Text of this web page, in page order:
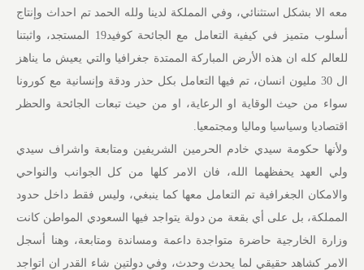
معه الا بشكل استثنائي، وفي المملكة لدينا ولله الحمد تم احداث وإنتاج
أسلوب متميز في كيفية التعامل مع الجائحة كوفيد19 المستجد، واثبتنا
للعالم كله ان هذه الأرض المباركة الممتدة جغرافيا والتي يعيش ما يناهز
ال 30 مليون انسان، تم فيها التعامل بكل حذر ودقة وإنسانية مع كورونا
سواء من حيث الوقاية او الرعاية، او من حيث تبعات الجائحة والحظر
اقتصاديا وسياسيا وماليا ومجتمعيا.
ولأنها حكومة سيدي خادم الحرمين الشريفين ومتابعة واشراف سيدي
ولي العهد يحفظهما الله، فان الامر كلها من كل الجوانب والنواحي
والامكان الجغرافية تم التعامل معها كما ينبغي، وليس فقط داخل حدود
المملكة، بل على أي بقعة من دولة يتواجد فيها السعودي المواطن كانت
وزارة الخارجية حاضرة متواجدة داعمة ومساندة ومتابعة، وهنا أسجل
الامر كشاهد حقيقي لما يحدث وحدث، وفي دولتين شاء القدر ان اتواجد